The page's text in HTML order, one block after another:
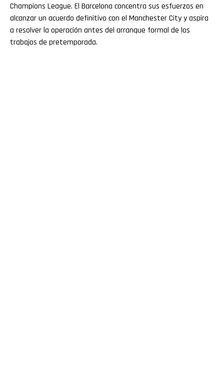
Champions League. El Barcelona concentra sus esfuerzos en
alcanzar un acuerdo definitivo con el Manchester City y aspira
a resolver la operación antes del arranque formal de los
trabajos de pretemporada.